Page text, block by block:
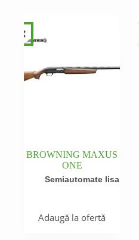
BROWNING MAXUS
ONE
Semiautomate lisa
Adaugă la ofertă